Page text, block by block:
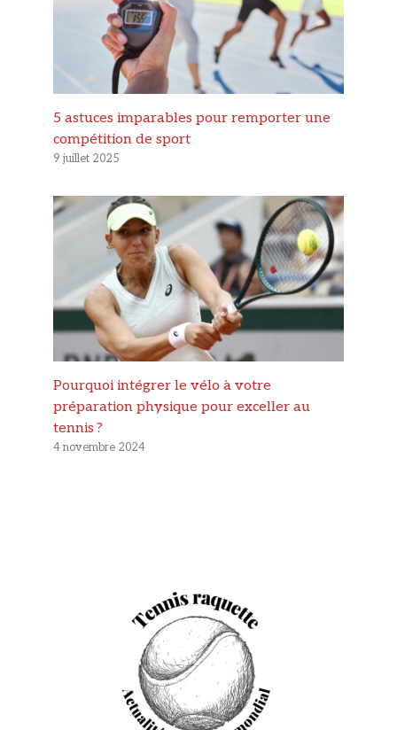
5 astuces imparables pour remporter une
compétition de sport
9 juillet 2025
Pourquoi intégrer le vélo à votre
préparation physique pour exceller au
tennis ?
4 novembre 2024